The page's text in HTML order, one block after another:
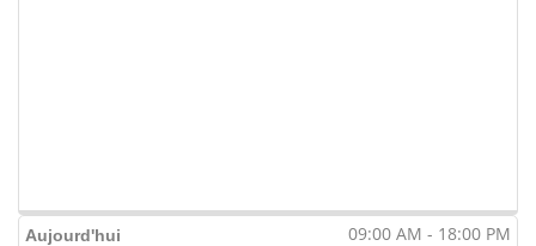
Aujourd'hui 09:00 AM - 18:00 PM